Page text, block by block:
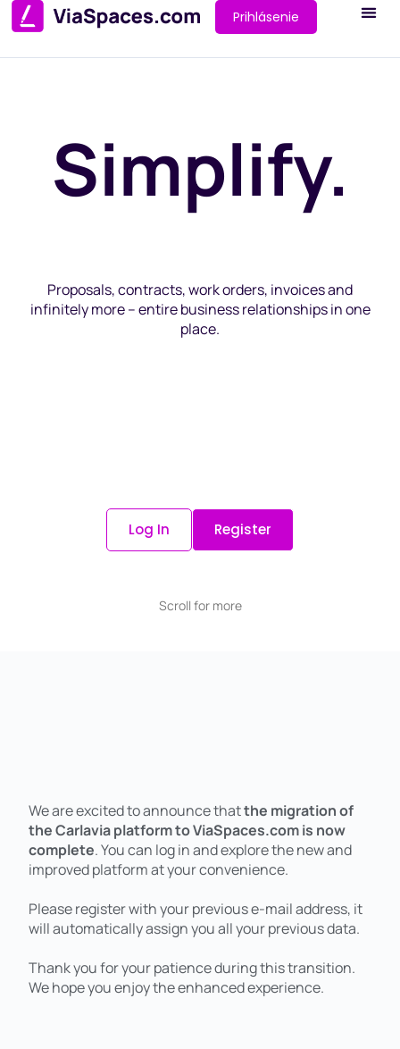
Prihlásenie
Simplify.
Proposals, contracts, work orders, invoices and
infinitely more – entire business relationships in one
place.
Log In Register
Scroll for more
We are excited to announce thatthe migration of
the Carlavia platform to ViaSpaces.com is now
complete. You can log in and explore the new and
improved platform at your convenience.
Please register with your previous e-mail address, it
will automatically assign you all your previous data.
Thank you for your patience during this transition.
We hope you enjoy the enhanced experience.